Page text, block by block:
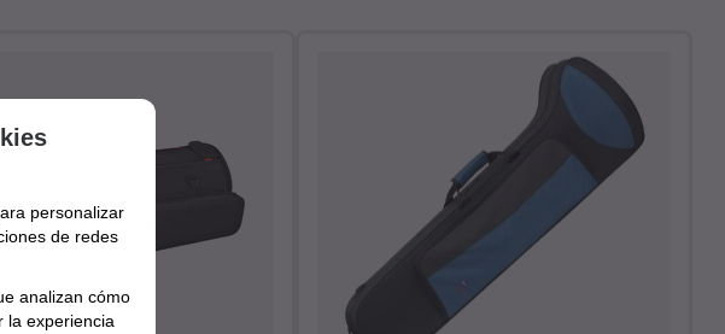
personalizar
de redes
analizan cómo
la experiencia